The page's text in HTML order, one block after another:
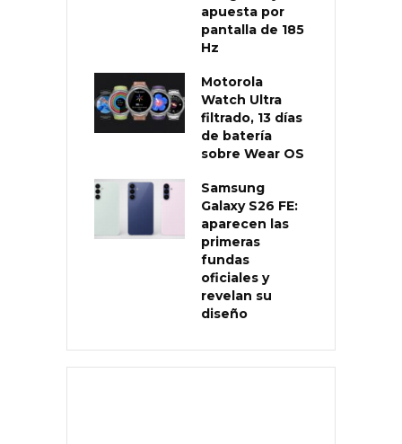
apuesta por
pantalla de 185
Hz
Motorola
Watch Ultra
filtrado, 13 días
de batería
sobre Wear OS
Samsung
Galaxy S26 FE:
aparecen las
primeras
fundas
oficiales y
revelan su
diseño